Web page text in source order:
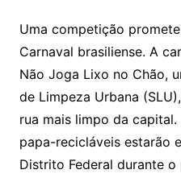
Uma competição
Carnaval brasiliense. A
Não Joga Lixo no Chão,
de Limpeza Urbana
rua mais limpo da
papa-recicláveis estarão
Distrito Federal durante